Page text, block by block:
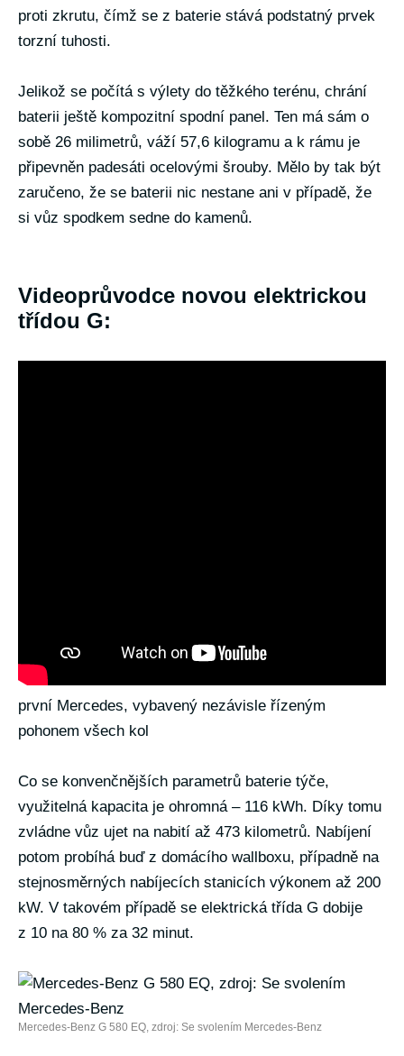
proti zkrutu, čímž se z baterie stává podstatný prvek
torzní tuhosti.
Jelikož se počítá s výlety do těžkého terénu, chrání
baterii ještě kompozitní spodní panel. Ten má sám o
sobě 26 milimetrů, váží 57,6 kilogramu a k rámu je
připevněn padesáti ocelovými šrouby. Mělo by tak být
zaručeno, že se baterii nic nestane ani v případě, že
si vůz spodkem sedne do kamenů.
Videoprůvodce novou elektrickou
třídou G:
první Mercedes, vybavený nezávisle řízeným
pohonem všech kol
Co se konvenčnějších parametrů baterie týče,
využitelná kapacita je ohromná – 116 kWh. Díky tomu
zvládne vůz ujet na nabití až 473 kilometrů. Nabíjení
potom probíhá buď z domácího wallboxu, případně na
stejnosměrných nabíjecích stanicích výkonem až 200
kW. V takovém případě se elektrická třída G dobije
z 10 na 80 % za 32 minut.
Mercedes-Benz G 580 EQ, zdroj: Se svolením Mercedes-Benz